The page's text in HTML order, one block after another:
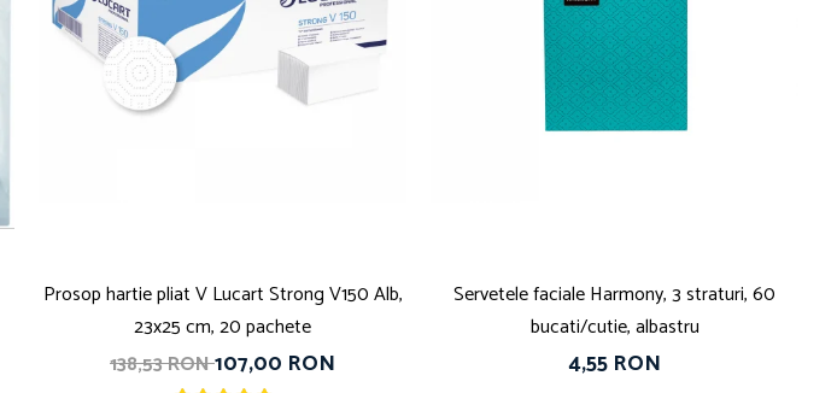
Prosop hartie pliat V Lucart Strong V150 Alb,
23x25 cm, 20 pachete
138,53 RON107,00 RON
Servetele faciale Harmony, 3 straturi, 60
bucati/cutie, albastru
4,55 RON